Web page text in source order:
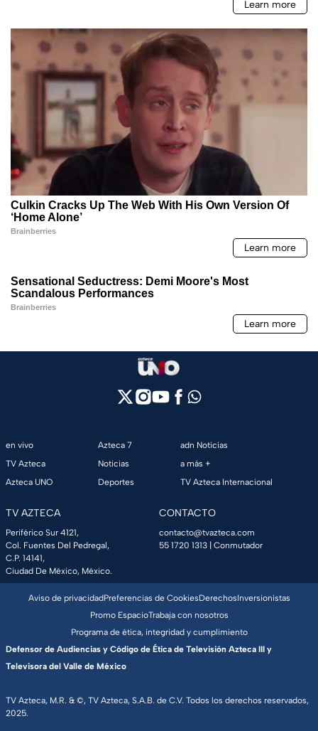
en vivo
TV Azteca
Azteca UNO
Azteca 7
Noticias
Deportes
adn Noticias
a más +
TV Azteca Internacional
TV AZTECA
Periférico Sur 4121,
Col. Fuentes Del Pedregal,
C.P. 14141,
Ciudad De México, México.
CONTACTO
contacto@tvazteca.com
55 1720 1313 | Conmutador
TV Azteca, M.R. & ©, TV Azteca, S.A.B. de C.V. Todos los derechos reservados,
2025.
Aviso de privacidadPreferencias de CookiesDerechosInversionistas
Promo EspacioTrabaja con nosotros
Programa de ética, integridad y cumplimiento
Defensor de Audiencias y Código de Ética de Televisión Azteca III y
Televisora del Valle de México